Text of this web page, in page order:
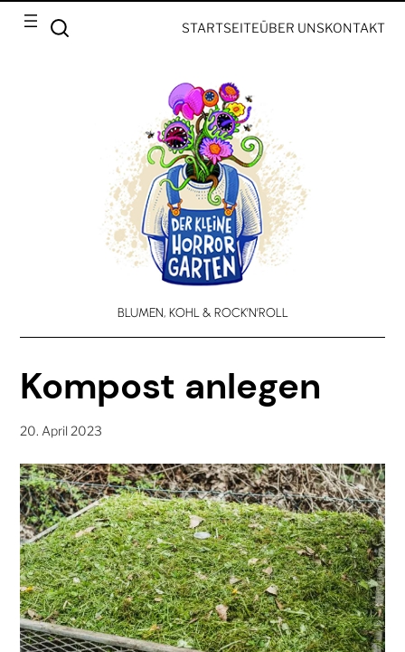
STARTSEITEÜBER UNSKONTAKT
BLUMEN, KOHL & ROCK’N’ROLL
Kompost anlegen
20. April 2023